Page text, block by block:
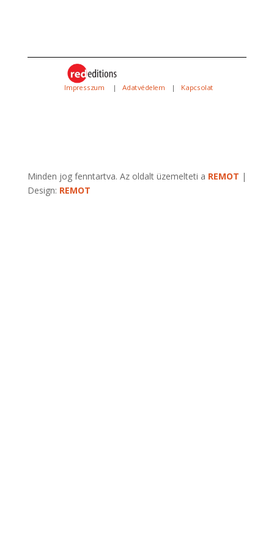
Impresszum | Adatvédelem | Kapcsolat
Minden jog fenntartva. Az oldalt üzemelteti a REMOT |
Design: REMOT